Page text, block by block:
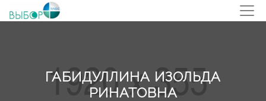
ГАБИДУЛЛИНА ИЗОЛЬДА
РИНАТОВНА